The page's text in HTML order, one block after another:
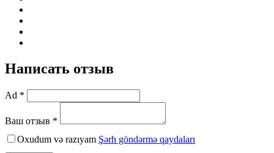
Написать отзыв
Ad *
Ваш отзыв *
Oxudum və razıyam Şərh göndərmə qaydaları